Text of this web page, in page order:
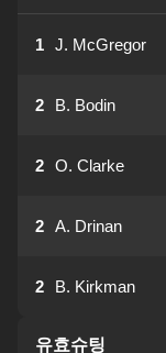
1 J. McGregor
2 B. Bodin
2 O. Clarke
2 A. Drinan
2 B. Kirkman
유효슈팅